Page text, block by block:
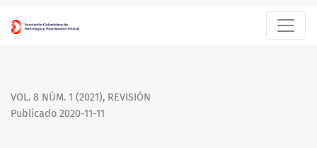
VOL. 8 NÚM. 1 (2021), REVISIÓN
Publicado 2020-11-11